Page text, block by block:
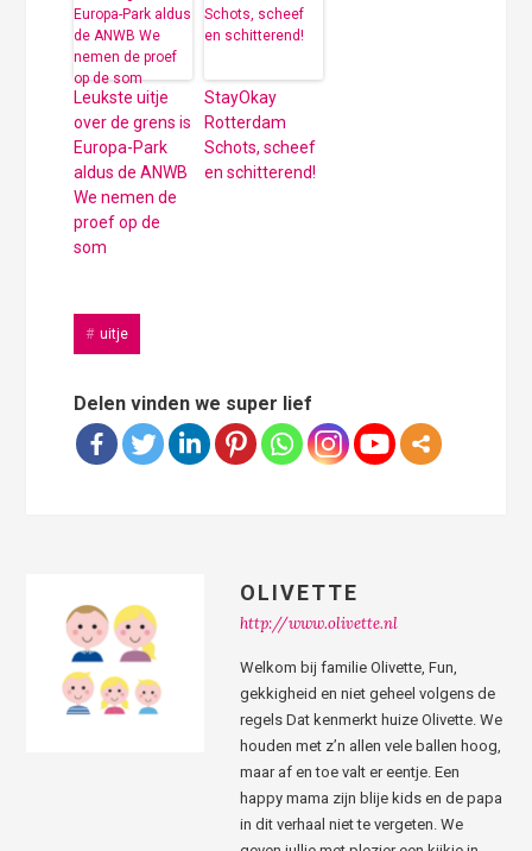
Leukste uitje
over de grens is
Europa-Park
aldus de ANWB
We nemen de
proef op de
som
StayOkay
Rotterdam
Schots, scheef
en schitterend!
uitje
Delen vinden we super lief
OLIVETTE
http://www.olivette.nl
Welkom bij familie Olivette, Fun,
gekkigheid en niet geheel volgens de
regels Dat kenmerkt huize Olivette. We
houden met z’n allen vele ballen hoog,
maar af en toe valt er eentje. Een
happy mama zijn blije kids en de papa
in dit verhaal niet te vergeten. We